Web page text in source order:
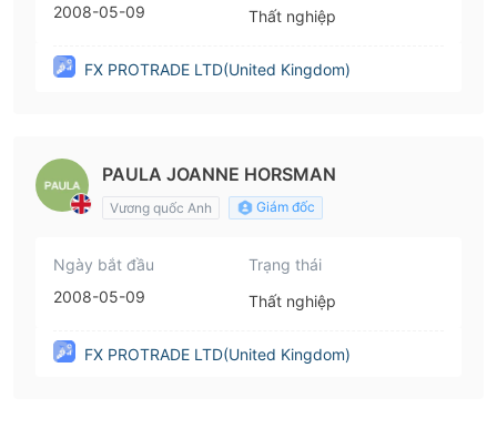
2008-05-09
Thất nghiệp
FX PROTRADE LTD(United Kingdom)
PAULA JOANNE HORSMAN
Vương quốc Anh Giám đốc
Ngày bắt đầu
2008-05-09
Trạng thái
Thất nghiệp
FX PROTRADE LTD(United Kingdom)